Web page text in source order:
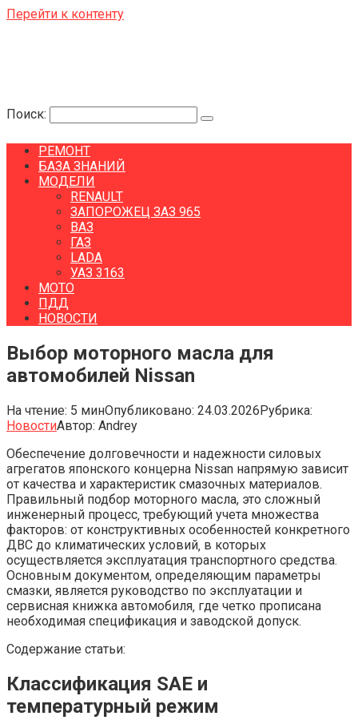
Перейти к контенту
Поиск:
РЕМОНТ
БАЗА ЗНАНИЙ
МОДЕЛИ
RENAULT
ЗАПОРОЖЕЦ ЗАЗ 965
ВАЗ
ГАЗ
LADA
УАЗ 3163
МОТО
ПДД
НОВОСТИ
Выбор моторного масла для
автомобилей Nissan
На чтение: 5 минОпубликовано: 24.03.2026Рубрика:
НовостиАвтор: Andrey
Обеспечение долговечности и надежности силовых
агрегатов японского концерна Nissan напрямую зависит
от качества и характеристик смазочных материалов.
Правильный подбор моторного масла, это сложный
инженерный процесс‚ требующий учета множества
факторов: от конструктивных особенностей конкретного
ДВС до климатических условий‚ в которых
осуществляется эксплуатация транспортного средства.
Основным документом‚ определяющим параметры
смазки‚ является руководство по эксплуатации и
сервисная книжка автомобиля‚ где четко прописана
необходимая спецификация и заводской допуск.
Содержание статьи:
Классификация SAE и
температурный режим